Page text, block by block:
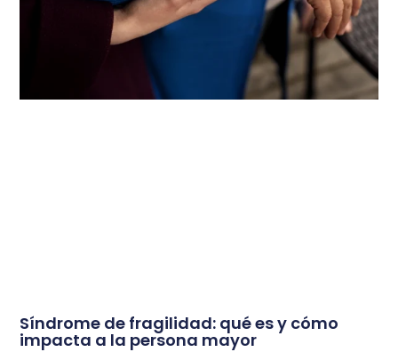
Síndrome de fragilidad: qué es y cómo
impacta a la persona mayor